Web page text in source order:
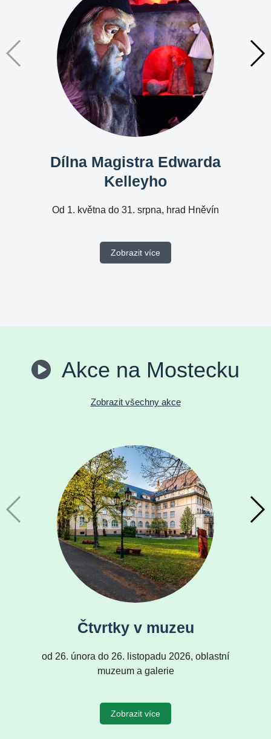
Dílna Magistra Edwarda
Kelleyho
Od 1. května do 31. srpna, hrad Hněvín
Zobrazit více
Akce na Mostecku
Zobrazit všechny akce
Čtvrtky v muzeu
od 26. února do 26. listopadu 2026, oblastní
muzeum a galerie
Zobrazit více